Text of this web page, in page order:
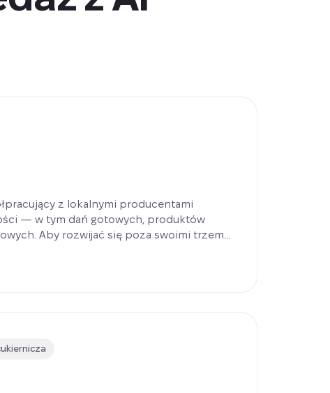
z lokalnymi producentami
— w tym dań gotowych, produktów
Aby rozwijać się poza swoimi trzema
zainwestował w dwa mikromarkety AI